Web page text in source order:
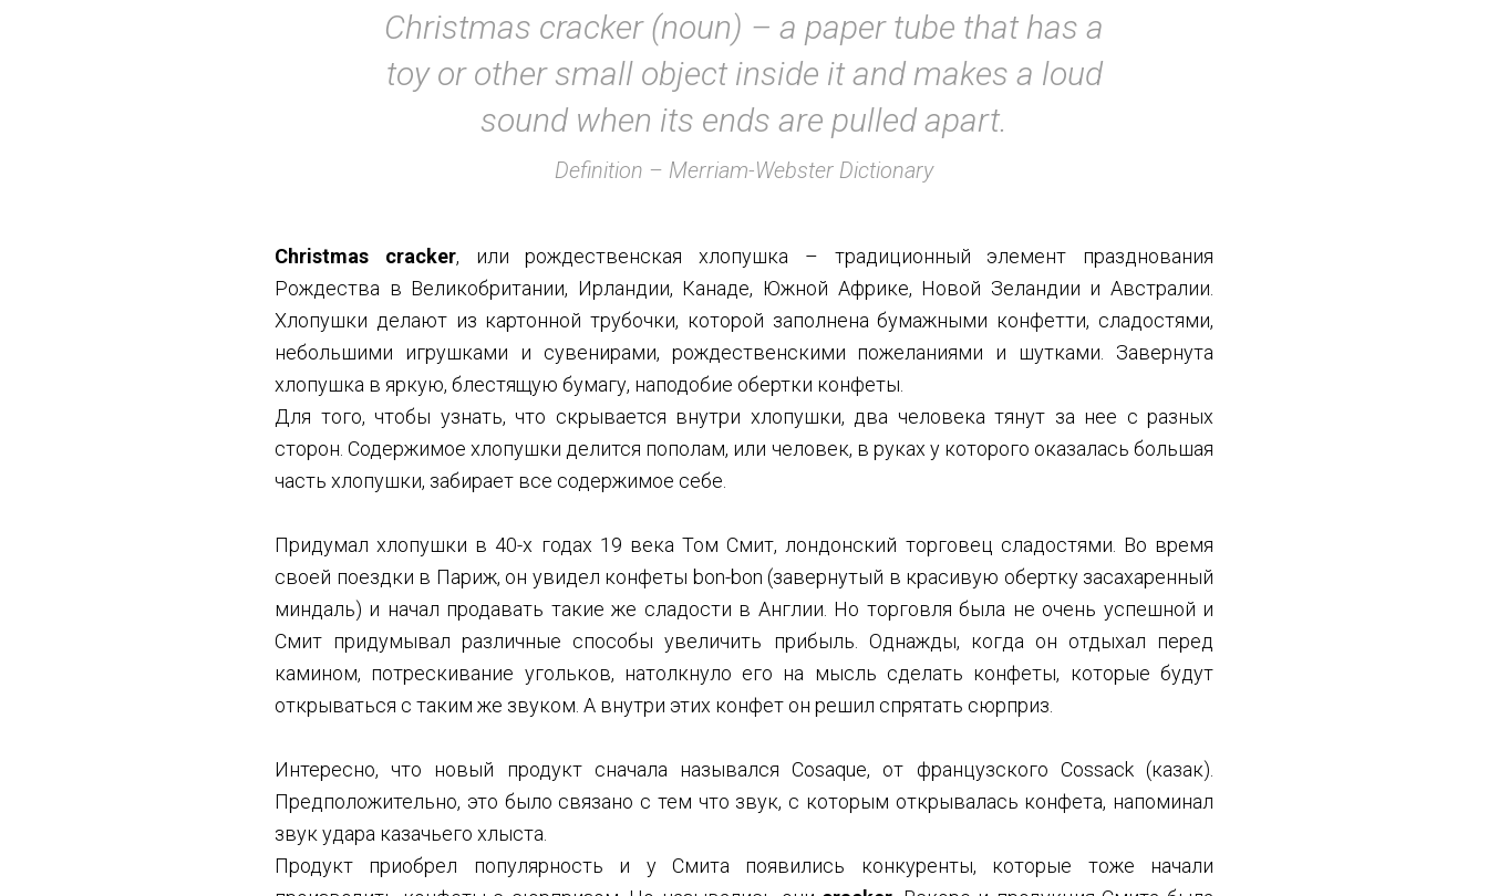
Christmas cracker (noun) – a paper tube that has a
toy or other small object inside it and makes a loud
sound when its ends are pulled apart.
Definition – Merriam-Webster Dictionary
Christmas cracker, или рождественская хлопушка – традиционный элемент празднования
Рождества в Великобритании, Ирландии, Канаде, Южной Африке, Новой Зеландии и Австралии.
Хлопушки делают из картонной трубочки, которой заполнена бумажными конфетти, сладостями,
небольшими игрушками и сувенирами, рождественскими пожеланиями и шутками. Завернута
хлопушка в яркую, блестящую бумагу, наподобие обертки конфеты.
Для того, чтобы узнать, что скрывается внутри хлопушки, два человека тянут за нее с разных
сторон. Содержимое хлопушки делится пополам, или человек, в руках у которого оказалась большая
часть хлопушки, забирает все содержимое себе.
Придумал хлопушки в 40-х годах 19 века Том Смит, лондонский торговец сладостями. Во время
своей поездки в Париж, он увидел конфеты bon-bon (завернутый в красивую обертку засахаренный
миндаль) и начал продавать такие же сладости в Англии. Но торговля была не очень успешной и
Смит придумывал различные способы увеличить прибыль. Однажды, когда он отдыхал перед
камином, потрескивание угольков, натолкнуло его на мысль сделать конфеты, которые будут
открываться с таким же звуком. А внутри этих конфет он решил спрятать сюрприз.
Интересно, что новый продукт сначала назывался Cosaque, от французского Cossack (казак).
Предположительно, это было связано с тем что звук, с которым открывалась конфета, напоминал
звук удара казачьего хлыста.
Продукт приобрел популярность и у Смита появились конкуренты, которые тоже начали